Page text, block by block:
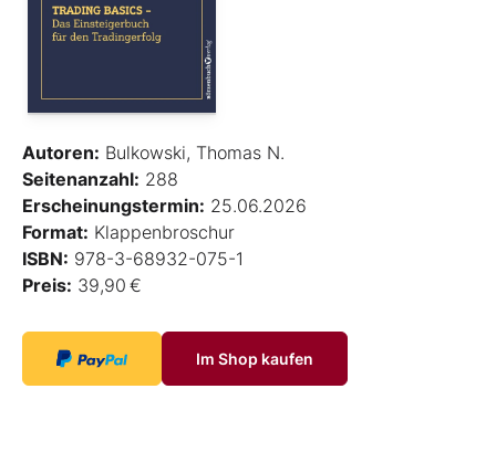
Autoren: Bulkowski, Thomas N.
Seitenanzahl: 288
Erscheinungstermin: 25.06.2026
Format: Klappenbroschur
ISBN: 978-3-68932-075-1
Preis: 39,90 €
Im Shop kaufen